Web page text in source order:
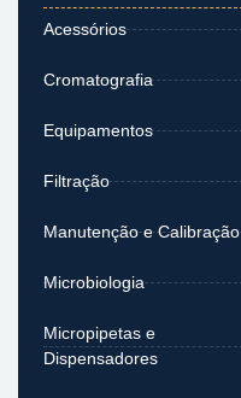
Acessórios
Cromatografia
Equipamentos
Filtração
Manutenção e Calibração
Microbiologia
Micropipetas e
Dispensadores